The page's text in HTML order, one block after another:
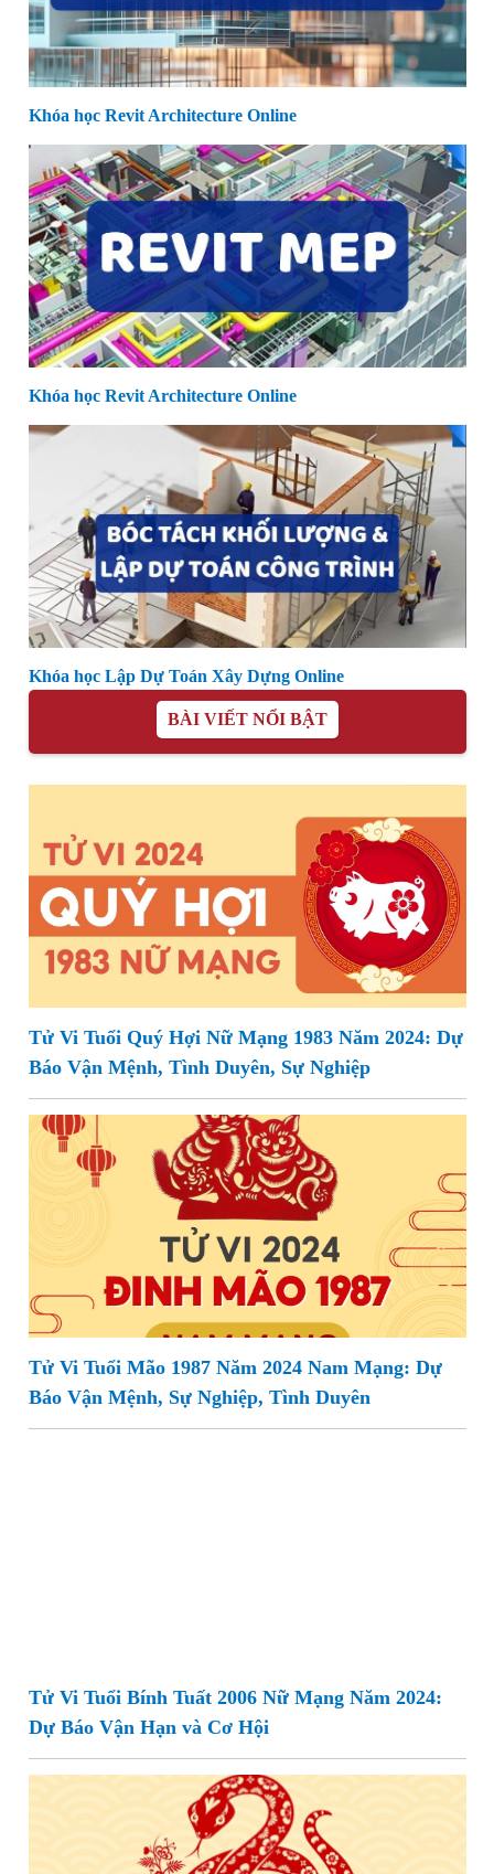
Khóa học Revit Architecture Online
Khóa học Revit Architecture Online
Khóa học Lập Dự Toán Xây Dựng Online
BÀI VIẾT NỔI BẬT
Tử Vi Tuổi Quý Hợi Nữ Mạng 1983 Năm 2024: Dự
Báo Vận Mệnh, Tình Duyên, Sự Nghiệp
Tử Vi Tuổi Mão 1987 Năm 2024 Nam Mạng: Dự
Báo Vận Mệnh, Sự Nghiệp, Tình Duyên
Tử Vi Tuổi Bính Tuất 2006 Nữ Mạng Năm 2024:
Dự Báo Vận Hạn và Cơ Hội